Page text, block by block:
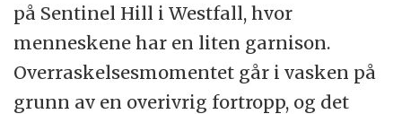
på Sentinel Hill i Westfall, hvor
menneskene har en liten garnison.
Overraskelsesmomentet går i vasken på
grunn av en overivrig fortropp, og det